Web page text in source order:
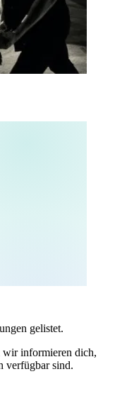
gelistet.
wir informieren dich,
verfügbar sind.